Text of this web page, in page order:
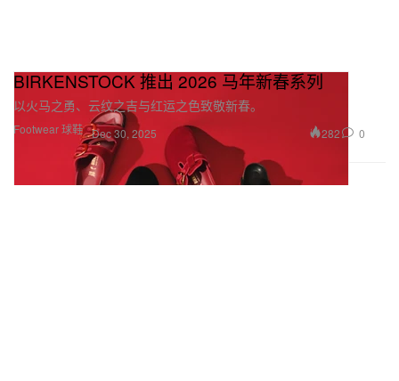
Footwear 球鞋
BIRKENSTOCK 推出 2026 马年新春系列
以火马之勇、云纹之吉与红运之色致敬新春。
Dec 30, 2025 282 0